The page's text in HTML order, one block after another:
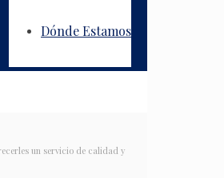
Dónde Estamos
un servicio de calidad y